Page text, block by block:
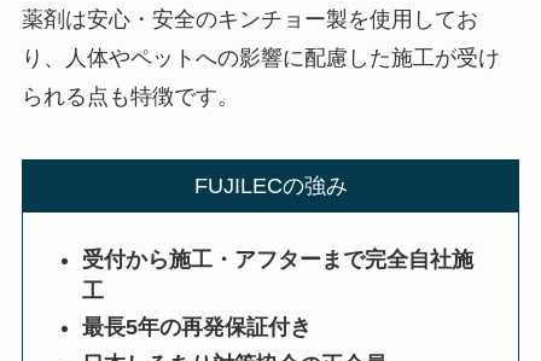
薬剤は安心・安全のキンチョー製を使用してお
り、人体やペットへの影響に配慮した施工が受け
られる点も特徴です。
FUJILECの強み
受付から施工・アフターまで完全自社施
工
最長5年の再発保証付き